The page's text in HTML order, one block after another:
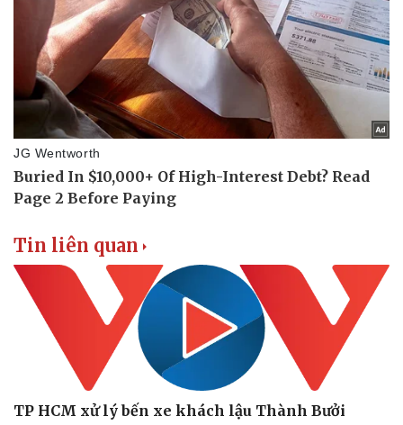
Tin liên quan
TP HCM xử lý bến xe khách lậu Thành Bưởi